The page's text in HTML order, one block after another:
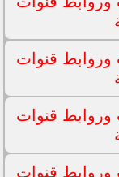
قنوات
قنوات
قنوات